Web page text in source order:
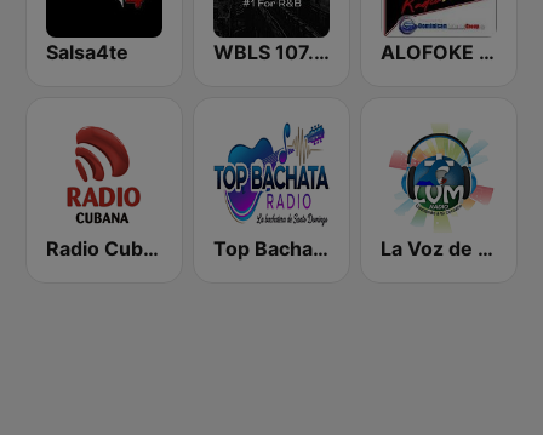
Salsa4te WBLS 107.5 FM (US Only) ALOFOKE 99.3 FM
Radio Cubana Top Bachata Radio La Voz de Maria Radio